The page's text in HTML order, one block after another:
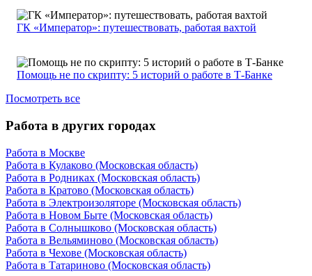
ГК «Император»: путешествовать, работая вахтой
Помощь не по скрипту: 5 историй о работе в Т-Банке
Посмотреть все
Работа в других городах
Работа в Москве
Работа в Кулаково (Московская область)
Работа в Родниках (Московская область)
Работа в Кратово (Московская область)
Работа в Электроизоляторе (Московская область)
Работа в Новом Быте (Московская область)
Работа в Солнышково (Московская область)
Работа в Вельяминово (Московская область)
Работа в Чехове (Московская область)
Работа в Татариново (Московская область)